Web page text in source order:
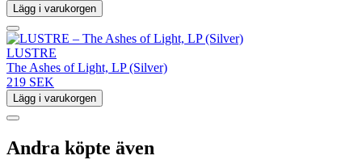
Lägg i varukorgen
LUSTRE
The Ashes of Light, LP (Silver)
219 SEK
Lägg i varukorgen
Andra köpte även